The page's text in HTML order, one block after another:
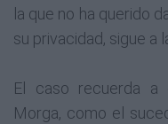
la que no ha querido
su privacidad, sigue a
El caso recuerda a
Morga, como el